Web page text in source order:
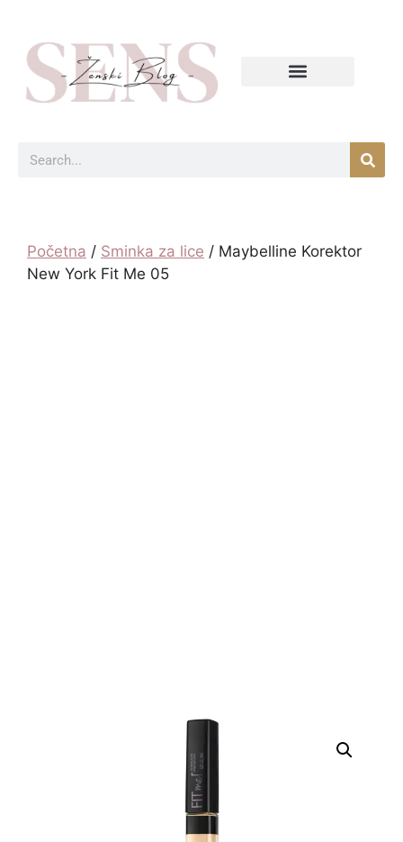
Početna / Sminka za lice / Maybelline Korektor
New York Fit Me 05